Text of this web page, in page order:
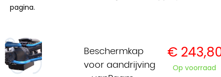
pagina.
Beschermkap
voor aandrijving
€
Op voorraad